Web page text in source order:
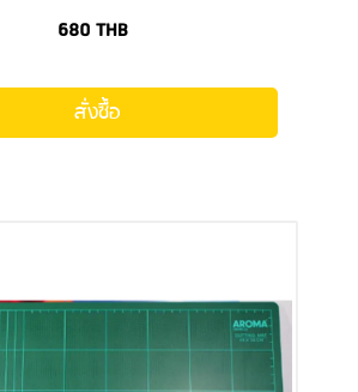
680 THB
สั่งซื้อ